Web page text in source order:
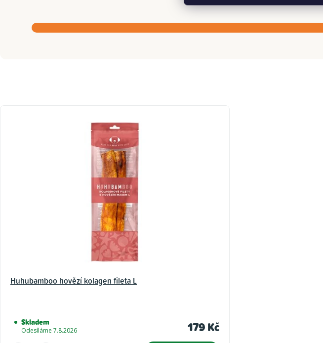
Huhubamboo hovězí kolagen fileta L
Skladem
Odesíláme 7.8.2026 179 Kč